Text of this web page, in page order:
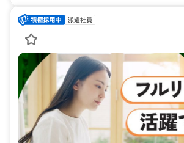
派遣社員